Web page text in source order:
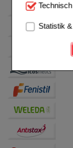
Technisch
Website
werden kann.
Besuchers
anzupassen.
auch auf
anzuzeigen
betreiben.
Statistik